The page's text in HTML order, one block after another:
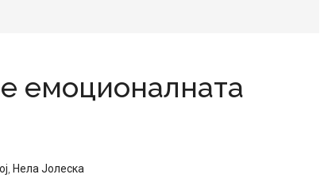
емоционалната
Нела Јолеска